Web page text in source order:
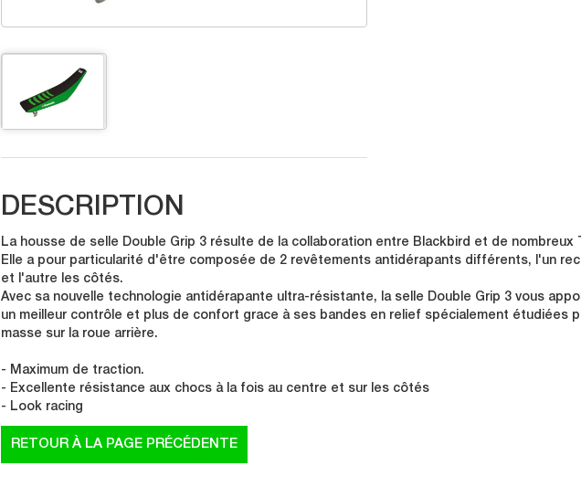
DESCRIPTION
La housse de selle Double Grip 3 résulte de la collaboration entre Blackbird et de nombreux
Elle a pour particularité d'être composée de 2 revêtements antidérapants différents, l'un
et l'autre les côtés.
Avec sa nouvelle technologie antidérapante ultra-résistante, la selle Double Grip 3 vous
un meilleur contrôle et plus de confort grace à ses bandes en relief spécialement étudiées
masse sur la roue arrière.
- Maximum de traction.
- Excellente résistance aux chocs à la fois au centre et sur les côtés
- Look racing